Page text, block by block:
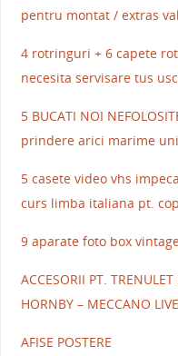
pentru montat / extras
4 rotringuri + 6 capete
necesita servisare tus
5 BUCATI NOI
prindere arici marime
5 casete video vhs
curs limba italiana pt.
9 aparate foto box
ACCESORII PT.
HORNBY – MECCANO
AFISE POSTERE